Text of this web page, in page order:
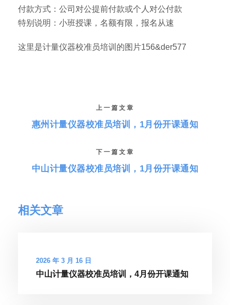
付款方式：公司对公提前付款或个人对公付款
特别说明：小班授课，名额有限，报名从速
这里是计量仪器校准员培训的图片156&der577
上一篇文章
惠州计量仪器校准员培训，1月份开课通知
下一篇文章
中山计量仪器校准员培训，1月份开课通知
相关文章
2026 年 3 月 16 日
中山计量仪器校准员培训，4月份开课通知